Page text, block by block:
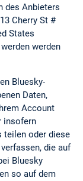
des Anbieters
Cherry St #
States
werden
Bluesky-
Daten,
Account
insofern
teilen oder diese
die auf
Bluesky
so auf dem